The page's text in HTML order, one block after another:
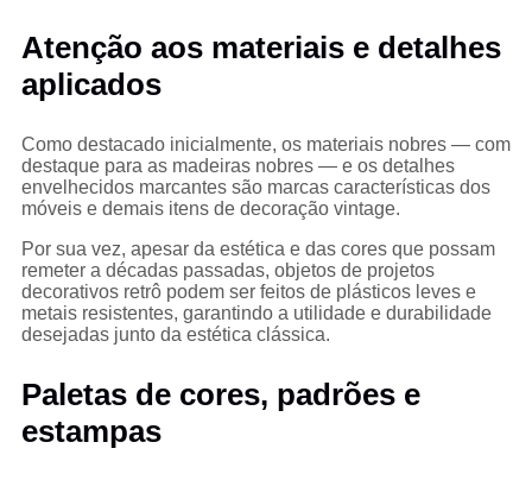
Atenção aos materiais e detalhes
aplicados
Como destacado inicialmente, os materiais nobres — com
destaque para as madeiras nobres — e os detalhes
envelhecidos marcantes são marcas características dos
móveis e demais itens de decoração vintage.
Por sua vez, apesar da estética e das cores que possam
remeter a décadas passadas, objetos de projetos
decorativos retrô podem ser feitos de plásticos leves e
metais resistentes, garantindo a utilidade e durabilidade
desejadas junto da estética clássica.
Paletas de cores, padrões e
estampas